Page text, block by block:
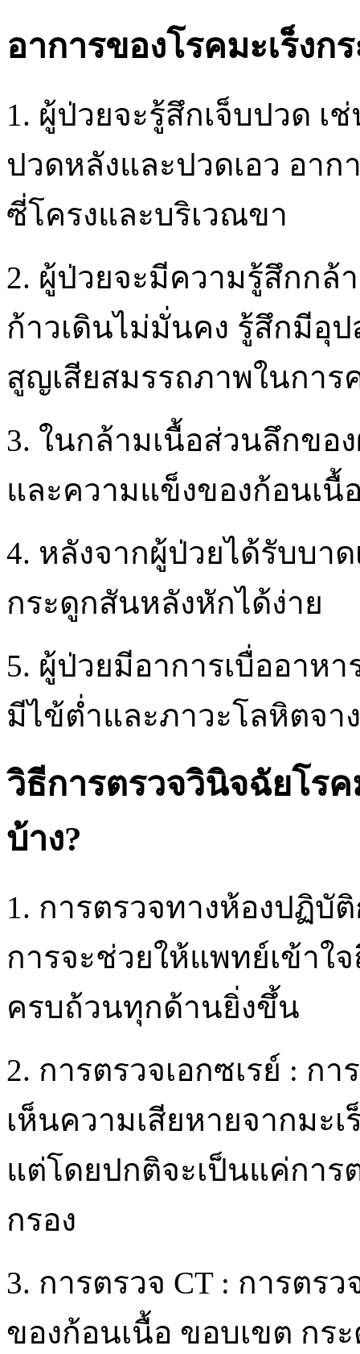
อาการของโรคมะเร็งก
1. ผู้ป่วยจะรู้สึกเจ็บปวด
ปวดหลังและปวดเอว อา
ซี่โครงและบริเวณขา
2. ผู้ป่วยจะมีความรู้สึกกล้
ก้าวเดินไม่มั่นคง รู้สึกมีอุ
สูญเสียสมรรถภาพในกา
3. ในกล้ามเนื้อส่วนลึกขอ
และความแข็งของก้อนเนื้
4. หลังจากผู้ป่วยได้รับบา
กระดูกสันหลังหักได้ง่าย
5. ผู้ป่วยมีอาการเบื่ออาห
มีไข้ต่ำและภาวะโลหิตจาง
วิธีการตรวจวินิจฉัยโร
บ้าง?
1. การตรวจทางห้องปฏิบั
การจะช่วยให้แพทย์เข้าใ
ครบถ้วนทุกด้านยิ่งขึ้น
2. การตรวจเอกซเรย์ : ก
เห็นความเสียหายจากมะ
แต่โดยปกติจะเป็นแค่กา
กรอง
3. การตรวจ CT : การตร
ของก้อนเนื้อ ขอบเขต กร